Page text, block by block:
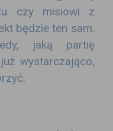
czy misiowi z
będzie ten sam.
jaką partię
wystarczająco,